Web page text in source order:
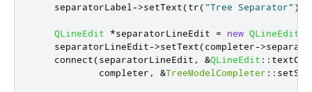
    separatorLabel
->setText(tr("Tree Separator" ));
QLineEdit *separatorLineEdit = new QLineEdit
    separatorLineEdit
->setText(completer->
    connect
(separatorLineEdit , &QLineEdit ::
            completer
, &TreeModelCompleter ::